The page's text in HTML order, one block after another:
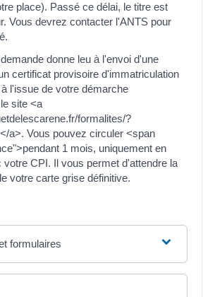
place). Passé ce délai, le titre est
Vous devrez contacter l'ANTS pour
donne leu à l'envoi d'une
certificat provisoire d'immatriculation
l'issue de votre démarche
site <a
formalites/?
a>. Vous pouvez circuler <span
1 mois, uniquement en
CPI. Il vous permet d'attendre la
votre carte grise définitive.
formulaires